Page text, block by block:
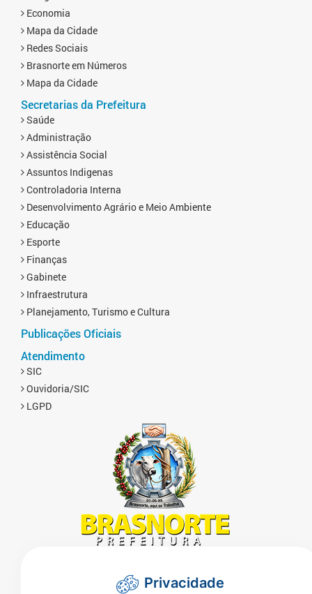
Economia
Mapa da Cidade
Redes Sociais
Brasnorte em Números
Mapa da Cidade
Secretarias da Prefeitura
Saúde
Administração
Assistência Social
Assuntos Indigenas
Controladoria Interna
Desenvolvimento Agrário e Meio Ambiente
Educação
Esporte
Finanças
Gabinete
Infraestrutura
Planejamento, Turismo e Cultura
Publicações Oficiais
Atendimento
SIC
Ouvidoria/SIC
LGPD
Rua Naor Ferrari 1080 - Centro - CEP
Privacidade